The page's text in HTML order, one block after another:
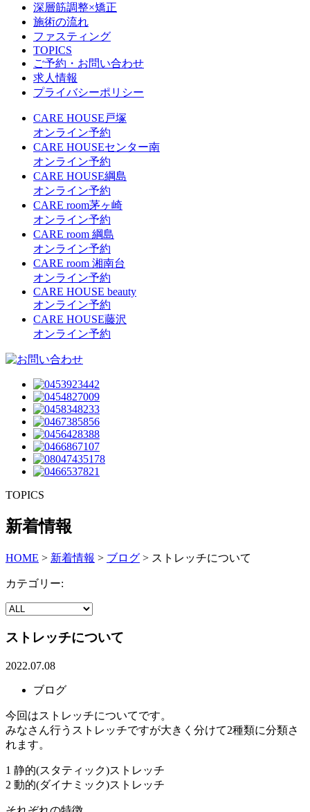
深層筋調整×矯正
施術の流れ
ファスティング
TOPICS
ご予約・お問い合わせ
求人情報
プライバシーポリシー
CARE HOUSE戸塚
オンライン予約
CARE HOUSEセンター南
オンライン予約
CARE HOUSE綱島
オンライン予約
CARE room茅ヶ崎
オンライン予約
CARE room 綱島
オンライン予約
CARE room 湘南台
オンライン予約
CARE HOUSE beauty
オンライン予約
CARE HOUSE藤沢
オンライン予約
TOPICS
新着情報
HOME > 新着情報 > ブログ > ストレッチについて
カテゴリー:
ストレッチについて
2022.07.08
ブログ
今回はストレッチについてです。
みなさん行うストレッチですが大きく分けて2種類に分類さ
れます。
1 静的(スタティック)ストレッチ
2 動的(ダイナミック)ストレッチ